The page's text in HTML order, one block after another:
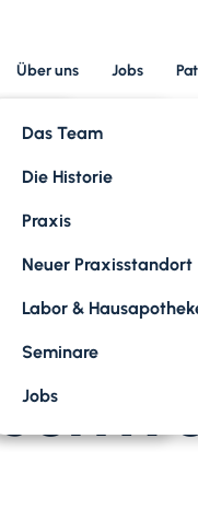
Das Team
Die Historie
Praxis
Neuer Praxisstandort
Labor &
Seminare
Jobs
Über uns Jobs